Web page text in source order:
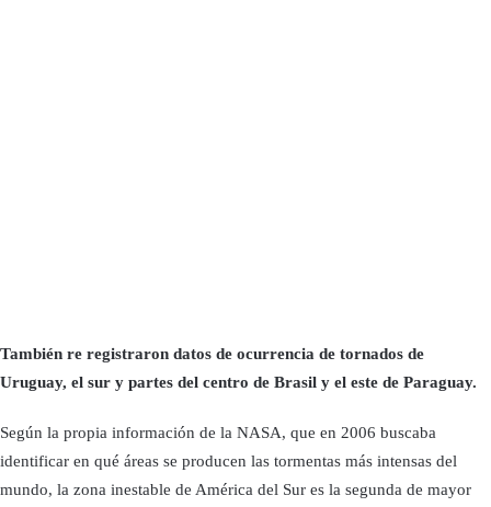
También re registraron datos de ocurrencia de tornados de
Uruguay, el sur y partes del centro de Brasil y el este de Paraguay.
Según la propia información de la NASA, que en 2006 buscaba
identificar en qué áreas se producen las tormentas más intensas del
mundo, la zona inestable de América del Sur es la segunda de mayor